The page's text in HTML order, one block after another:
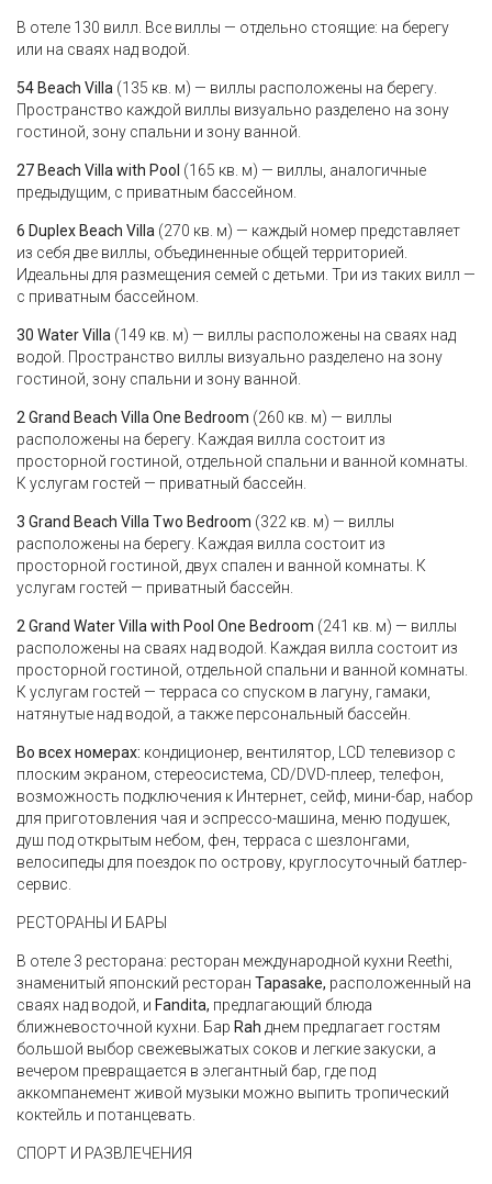
В отеле 130 вилл. Все виллы — отдельно стоящие: на берегу
или на сваях над водой.
54 Beach Villa (135 кв. м) — виллы расположены на берегу.
Пространство каждой виллы визуально разделено на зону
гостиной, зону спальни и зону ванной.
27 Beach Villa with Pool (165 кв. м) — виллы, аналогичные
предыдущим, с приватным бассейном.
6 Duplex Beach Villa (270 кв. м) — каждый номер представляет
из себя две виллы, объединенные общей территорией.
Идеальны для размещения семей с детьми. Три из таких вилл —
с приватным бассейном.
30 Water Villa (149 кв. м) — виллы расположены на сваях над
водой. Пространство виллы визуально разделено на зону
гостиной, зону спальни и зону ванной.
2 Grand Beach Villa One Bedroom (260 кв. м) — виллы
расположены на берегу. Каждая вилла состоит из
просторной гостиной, отдельной спальни и ванной комнаты.
К услугам гостей — приватный бассейн.
3 Grand Beach Villa Two Bedroom (322 кв. м) — виллы
расположены на берегу. Каждая вилла состоит из
просторной гостиной, двух спален и ванной комнаты. К
услугам гостей — приватный бассейн.
2 Grand Water Villa with Pool One Bedroom (241 кв. м) — виллы
расположены на сваях над водой. Каждая вилла состоит из
просторной гостиной, отдельной спальни и ванной комнаты.
К услугам гостей — терраса со спуском в лагуну, гамаки,
натянутые над водой, а также персональный бассейн.
Во всех номерах: кондиционер, вентилятор, LCD телевизор с
плоским экраном, стереосистема, CD/DVD-плеер, телефон,
возможность подключения к Интернет, сейф, мини-бар, набор
для приготовления чая и эспрессо-машина, меню подушек,
душ под открытым небом, фен, терраса с шезлонгами,
велосипеды для поездок по острову, круглосуточный батлер-
сервис.
РЕСТОРАНЫ И БАРЫ
В отеле 3 ресторана: ресторан международной кухни Reethi,
знаменитый японский ресторан Tapasake, расположенный на
сваях над водой, и Fandita, предлагающий блюда
ближневосточной кухни. Бар Rah днем предлагает гостям
большой выбор свежевыжатых соков и легкие закуски, а
вечером превращается в элегантный бар, где под
аккомпанемент живой музыки можно выпить тропический
коктейль и потанцевать.
СПОРТ И РАЗВЛЕЧЕНИЯ